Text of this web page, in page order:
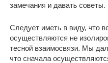
замечания и давать советы.
Следует иметь в виду, что
осуществляются не
тесной взаимосвязи. Мы
что сначала